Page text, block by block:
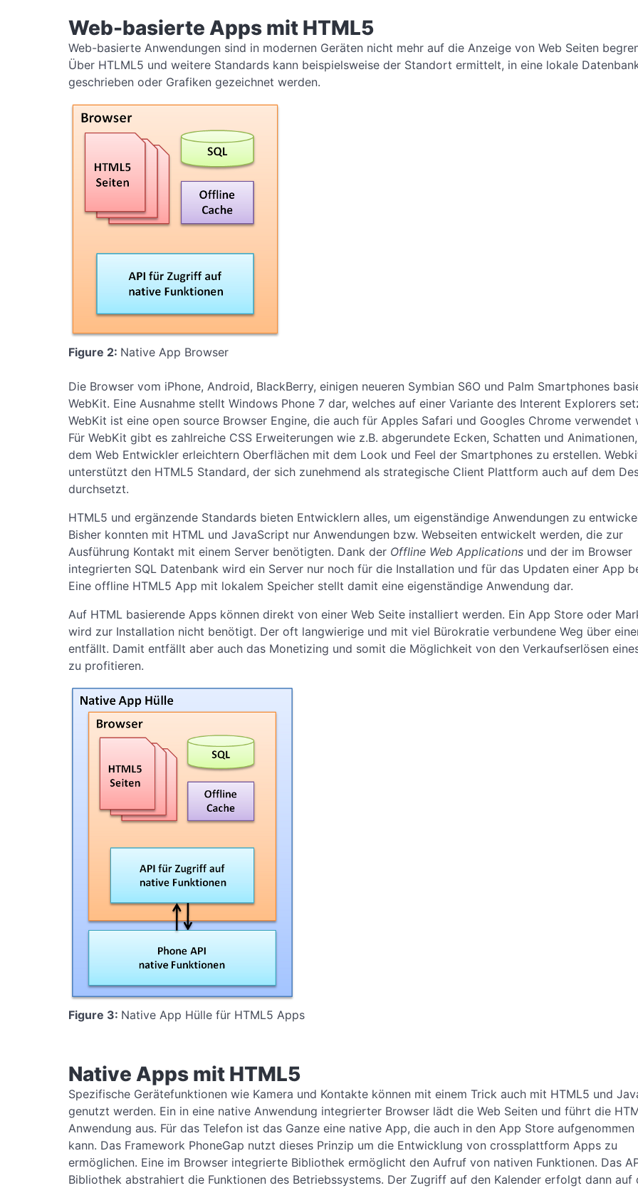
Web-basierte Apps mit HTML5
Web-basierte Anwendungen sind in modernen Geräten nicht mehr auf die Anzeige von Web Seiten
Über HTLML5 und weitere Standards kann beispielsweise der Standort ermittelt, in eine lokale
geschrieben oder Grafiken gezeichnet werden.
Figure 2: Native App Browser
Die Browser vom iPhone, Android, BlackBerry, einigen neueren Symbian S6O und Palm Smartphones
WebKit. Eine Ausnahme stellt Windows Phone 7 dar, welches auf einer Variante des Interent Explorers
WebKit ist eine open source Browser Engine, die auch für Apples Safari und Googles Chrome verwendet
Für WebKit gibt es zahlreiche CSS Erweiterungen wie z.B. abgerundete Ecken, Schatten und
dem Web Entwickler erleichtern Oberflächen mit dem Look und Feel der Smartphones zu erstellen.
unterstützt den HTML5 Standard, der sich zunehmend als strategische Client Plattform auch auf dem
durchsetzt.
HTML5 und ergänzende Standards bieten Entwicklern alles, um eigenständige Anwendungen zu
Bisher konnten mit HTML und JavaScript nur Anwendungen bzw. Webseiten entwickelt werden, die zur
Ausführung Kontakt mit einem Server benötigten. Dank der Offline Web Applications und der im Browser
integrierten SQL Datenbank wird ein Server nur noch für die Installation und für das Updaten einer App
Eine offline HTML5 App mit lokalem Speicher stellt damit eine eigenständige Anwendung dar.
Auf HTML basierende Apps können direkt von einer Web Seite installiert werden. Ein App Store oder
wird zur Installation nicht benötigt. Der oft langwierige und mit viel Bürokratie verbundene Weg über
entfällt. Damit entfällt aber auch das Monetizing und somit die Möglichkeit von den Verkaufserlösen
zu profitieren.
Figure 3: Native App Hülle für HTML5 Apps
Native Apps mit HTML5
Spezifische Gerätefunktionen wie Kamera und Kontakte können mit einem Trick auch mit HTML5 und
genutzt werden. Ein in eine native Anwendung integrierter Browser lädt die Web Seiten und führt die
Anwendung aus. Für das Telefon ist das Ganze eine native App, die auch in den App Store aufgenommen
kann. Das Framework PhoneGap nutzt dieses Prinzip um die Entwicklung von crossplattform Apps zu
ermöglichen. Eine im Browser integrierte Bibliothek ermöglicht den Aufruf von nativen Funktionen. Das
Bibliothek abstrahiert die Funktionen des Betriebssystems. Der Zugriff auf den Kalender erfolgt dann auf